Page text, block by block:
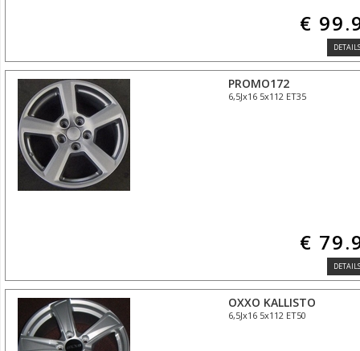
€
PROMO172
6,5Jx16 5x112 ET35
€
OXXO KALLISTO
6,5Jx16 5x112 ET50